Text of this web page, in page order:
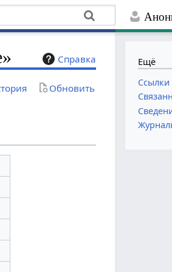
Справка
Обновить
Ещё
Ссылки